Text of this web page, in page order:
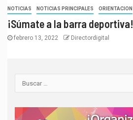
NOTICIAS NOTICIAS PRINCIPALES ORIENTACION
¡Súmate a la barra deportiva!
febrero 13, 2022 Directordigital